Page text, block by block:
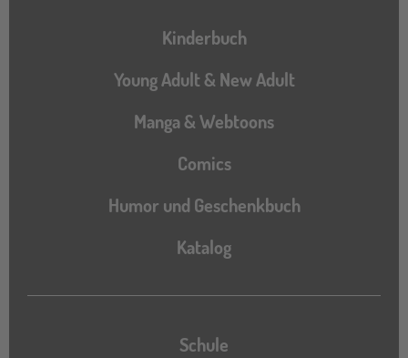
Hauptnavigation
Kinderbuch
Young Adult & New Adult
Manga & Webtoons
Comics
Humor und Geschenkbuch
Katalog
Katalog
Schule